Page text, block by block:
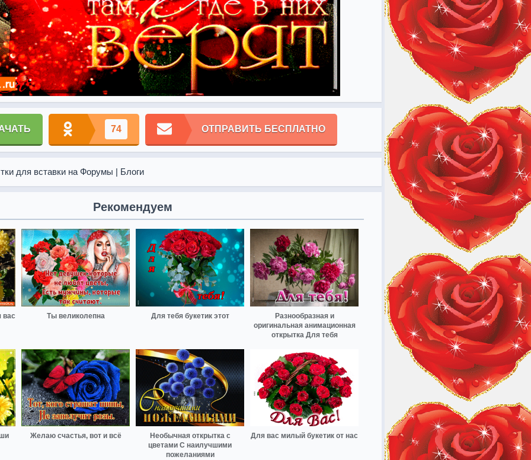
74 ОТПРАВИТЬ БЕСПЛАТНО
для вставки на Форумы | Блоги
Рекомендуем
вас Ты великолепна Для тебя букетик этот
Разнообразная и
оригинальная анимационная
открытка Для тебя
Желаю счастья, вот и всё
Необычная открытка с
цветами С наилучшими
пожеланиями
Для вас милый букетик от нас